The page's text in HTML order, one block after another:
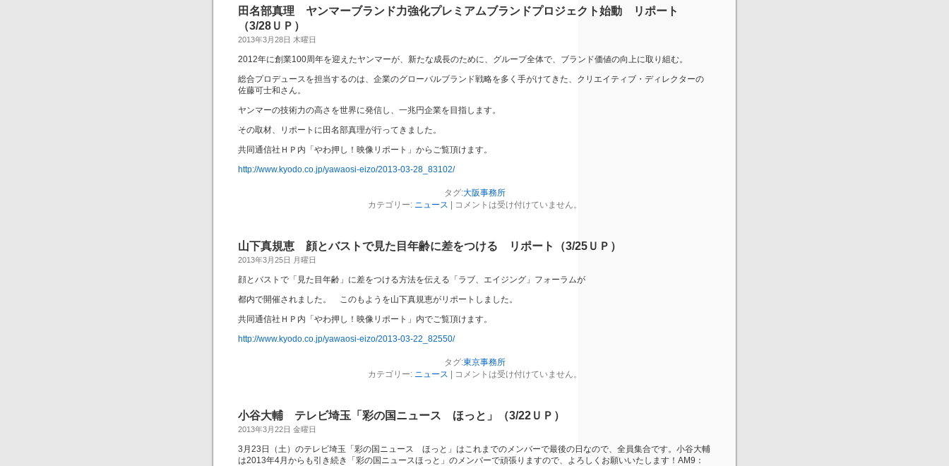
田名部真理 ヤンマーブランド力強化プレミアムブランドプロジェクト始動 リポート
（3/28ＵＰ）
2013年3月28日 木曜日
2012年に創業100周年を迎えたヤンマーが、新たな成長のために、グループ全体で、ブランド価値の向上に取り組む。
総合プロデュースを担当するのは、企業のグローバルブランド戦略を多く手がけてきた、クリエイティブ・ディレクターの
佐藤可士和さん。
ヤンマーの技術力の高さを世界に発信し、一兆円企業を目指します。
その取材、リポートに田名部真理が行ってきました。
共同通信社ＨＰ内「やわ押し！映像リポート」からご覧頂けます。
http://www.kyodo.co.jp/yawaosi-eizo/2013-03-28_83102/
タグ:大阪事務所
カテゴリー: ニュース コメントは受け付けていません。
山下真規恵 顔とバストで見た目年齢に差をつける リポート（3/25ＵＰ）
2013年3月25日 月曜日
顔とバストで「見た目年齢」に差をつける方法を伝える「ラブ、エイジング」フォーラムが
都内で開催されました。 このもようを山下真規恵がリポートしました。
共同通信社ＨＰ内「やわ押し！映像リポート」内でご覧頂けます。
http://www.kyodo.co.jp/yawaosi-eizo/2013-03-22_82550/
タグ:東京事務所
カテゴリー: ニュース コメントは受け付けていません。
小谷大輔 テレビ埼玉「彩の国ニュース ほっと」（3/22ＵＰ）
2013年3月22日 金曜日
3月23日（土）のテレビ埼玉「彩の国ニュース ほっと」はこれまでのメンバーで最後の日なので、全員集合です。小谷大輔
は2013年4月からも引き続き「彩の国ニュースほっと」のメンバーで頑張りますので、よろしくお願いいたします！AM9：